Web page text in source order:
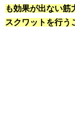
も効果が出ない筋
スクワットを行う